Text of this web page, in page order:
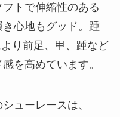
トで伸縮性のある
心地もグッド。踵
り前足、甲、踵など
を高めています。
ューレースは、